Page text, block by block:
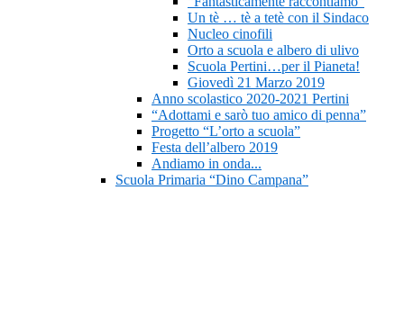
Un tè … tè a tetè con il Sindaco
Nucleo cinofili
Orto a scuola e albero di ulivo
Scuola Pertini…per il Pianeta!
Giovedì 21 Marzo 2019
Anno scolastico 2020-2021 Pertini
“Adottami e sarò tuo amico di penna”
Progetto “L’orto a scuola”
Festa dell’albero 2019
Andiamo in onda...
Scuola Primaria “Dino Campana”